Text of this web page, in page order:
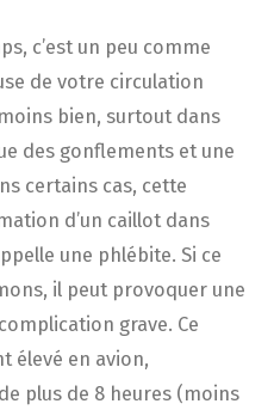
c’est un peu comme
de votre circulation
bien, surtout dans
des gonflements et une
certains cas, cette
d’un caillot dans
une phlébite. Si ce
il peut provoquer une
grave. Ce
élevé en avion,
plus de 8 heures (moins